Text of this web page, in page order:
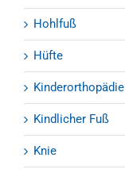
Hohlfuß
Hüfte
Kinderorthopädie
Kindlicher Fuß
Knie